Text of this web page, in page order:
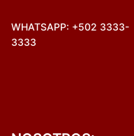
WHATSAPP: +502 3333-
3333